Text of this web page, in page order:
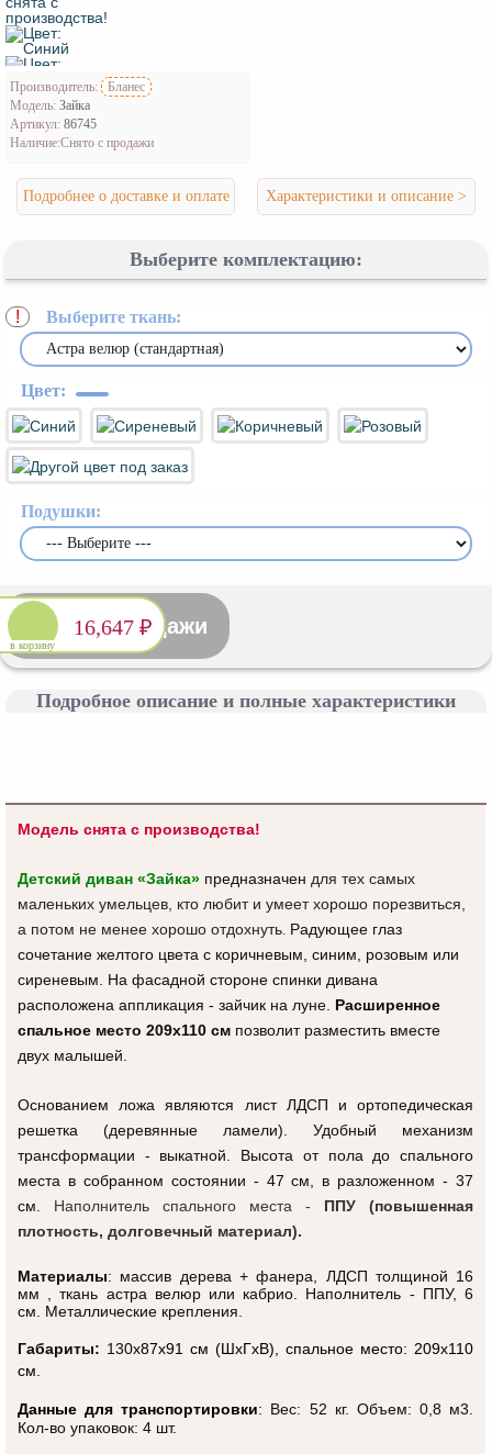
Производитель:
Бланес
Модель: Зайка
Артикул: 86745
Наличие:Снято с продажи
Подробнее о доставке и оплате Характеристики и описание >
Выберите комплектацию:
Выберите ткань:
Цвет:
Подушки:
в корзину
16,647 ₽
Снято с продажи
Подробное описание и полные характеристики
Модель снята с производства!
Детский диван «Зайка» предназначен для тех самых
маленьких умельцев, кто любит и умеет хорошо порезвиться,
а потом не менее хорошо отдохнуть. Радующее глаз
сочетание желтого цвета с коричневым, синим, розовым или
сиреневым. На фасадной стороне спинки дивана
расположена аппликация - зайчик на луне. Расширенное
спальное место 209х110 смпозволит разместить вместе
двух малышей.
Основанием ложа являются лист ЛДСП и ортопедическая
решетка (деревянные ламели). Удобный механизм
трансформации - выкатной. Высота от пола до спального
места в собранном состоянии - 47 см, в разложенном - 37
см. Наполнитель спального места - ППУ (повышенная
плотность, долговечный материал).
Материалы: массив дерева + фанера, ЛДСП толщиной 16
мм , ткань астра велюр или кабрио. Наполнитель - ППУ, 6
см. Металлические крепления.
Габариты: 130x87x91 см (ШxГxВ) , спальное место: 209x110
см.
Данные для транспортировки: Вес: 52 кг. Объем: 0,8 м3.
Кол-во упаковок: 4 шт.